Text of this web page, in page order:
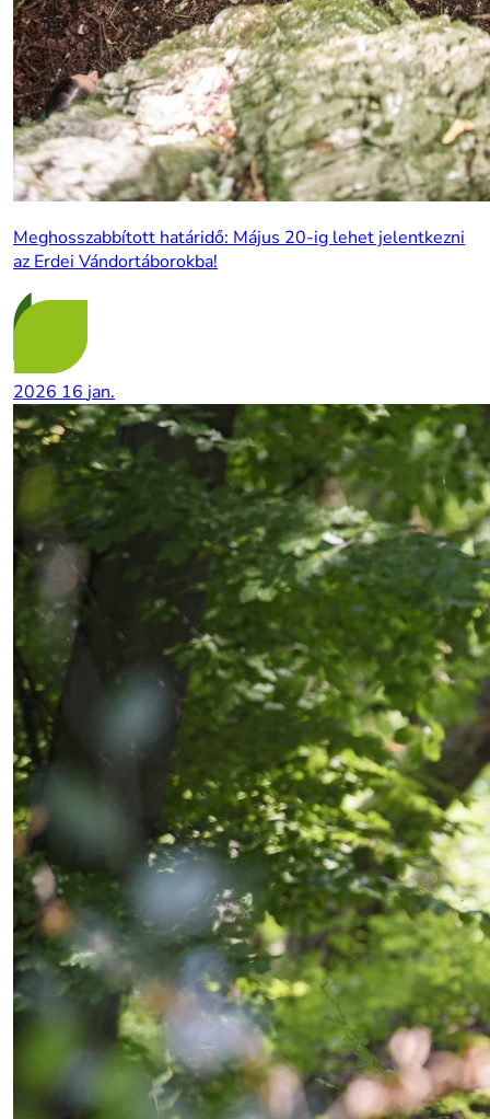
Meghosszabbított határidő: Május 20-ig lehet jelentkezni
az Erdei Vándortáborokba!
2026 16 jan.